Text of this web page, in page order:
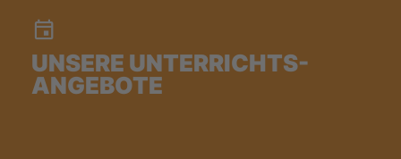
UNSERE UNTERRICHTS-
ANGEBOTE